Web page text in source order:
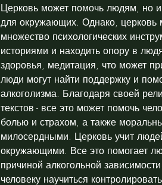
Церковь может помочь людям, но
для окружающих. Однако,
множество психологических
историями и находить опору в
здоровья, медитация, что может
люди могут найти поддержку и
алкоголизма. Благодаря своей
текстов - все это может помочь
болью и страхом, а также
милосердными. Церковь учит
окружающими. Все это помогает
причиной алкогольной
человеку научиться